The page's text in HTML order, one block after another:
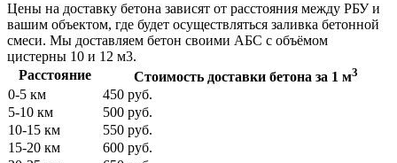
Цены на доставку бетона зависят от расстояния между РБУ и
вашим объектом, где будет осуществляться заливка бетонной
смеси. Мы доставляем бетон своими АБС с объёмом
цистерны 10 и 12 м3.
Расстояние
Стоимость доставки бетона за 1 м3
0-5 км
450 руб.
5-10 км
500 руб.
10-15 км
550 руб.
15-20 км
600 руб.